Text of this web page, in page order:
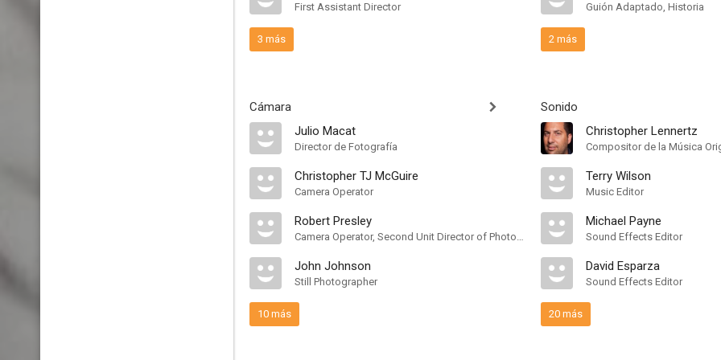
First Assistant Director
3 más
Cámara
Julio Macat
Director de Fotografía
Christopher TJ McGuire
Camera Operator
Robert Presley
Camera Operator, Second Unit Director of Photography
John Johnson
Still Photographer
10 más
Guión Adaptado, Historia
2 más
Sonido
Christopher Lennertz
Compositor de la Música
Terry Wilson
Music Editor
Michael Payne
Sound Effects Editor
David Esparza
Sound Effects Editor
20 más